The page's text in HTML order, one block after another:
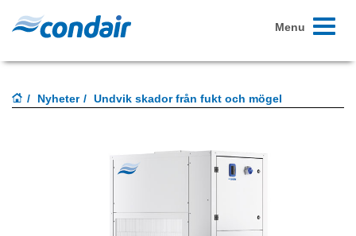
Toggle
Menu
Nyheter Undvik skador från fukt och mögel